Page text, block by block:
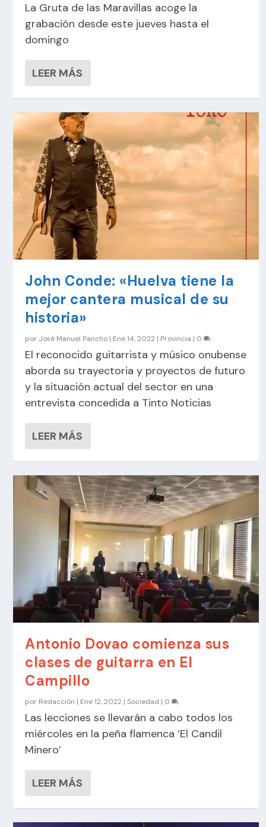
La Gruta de las Maravillas acoge la
grabación desde este jueves hasta el
domingo
LEER MÁS
John Conde: «Huelva tiene la
mejor cantera musical de su
historia»
por José Manuel Pancho | Ene 14, 2022 | Provincia | 0
El reconocido guitarrista y músico onubense
aborda su trayectoria y proyectos de futuro
y la situación actual del sector en una
entrevista concedida a Tinto Noticias
LEER MÁS
Antonio Dovao comienza sus
clases de guitarra en El
Campillo
por Redacción | Ene 12, 2022 |Sociedad | 0
Las lecciones se llevarán a cabo todos los
miércoles en la peña flamenca ‘El Candil
Minero’
LEER MÁS